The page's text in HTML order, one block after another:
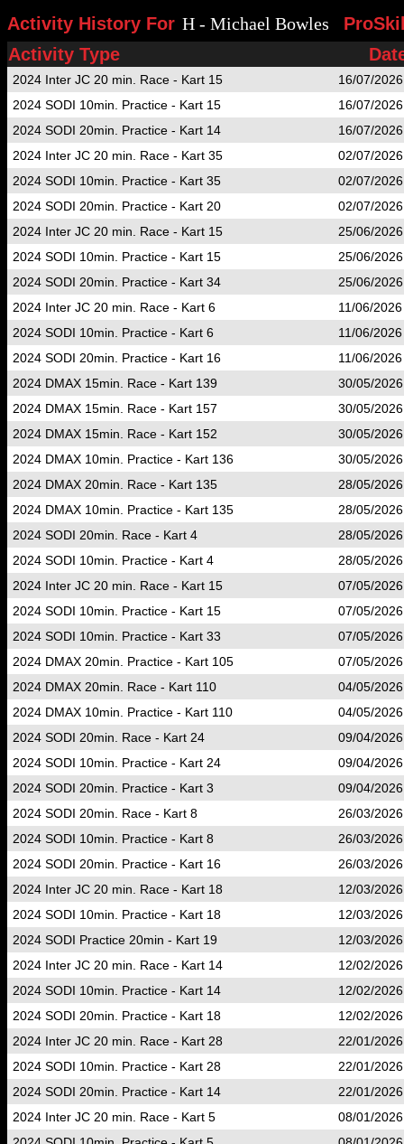
Activity History For H - Michael Bowles
Activity Type
2024 Inter JC 20 min. Race - Kart 15
16/07/
2024 SODI 10min. Practice - Kart 15
16/07/
2024 SODI 20min. Practice - Kart 14
16/07/
2024 Inter JC 20 min. Race - Kart 35
02/07/
2024 SODI 10min. Practice - Kart 35
02/07/
2024 SODI 20min. Practice - Kart 20
02/07/
2024 Inter JC 20 min. Race - Kart 15
25/06/
2024 SODI 10min. Practice - Kart 15
25/06/
2024 SODI 20min. Practice - Kart 34
25/06/
2024 Inter JC 20 min. Race - Kart 6
11/06/
2024 SODI 10min. Practice - Kart 6
11/06/
2024 SODI 20min. Practice - Kart 16
11/06/
2024 DMAX 15min. Race - Kart 139
30/05/
2024 DMAX 15min. Race - Kart 157
30/05/
2024 DMAX 15min. Race - Kart 152
30/05/
2024 DMAX 10min. Practice - Kart 136
30/05/
2024 DMAX 20min. Race - Kart 135
28/05/
2024 DMAX 10min. Practice - Kart 135
28/05/
2024 SODI 20min. Race - Kart 4
28/05/
2024 SODI 10min. Practice - Kart 4
28/05/
2024 Inter JC 20 min. Race - Kart 15
07/05/
2024 SODI 10min. Practice - Kart 15
07/05/
2024 SODI 10min. Practice - Kart 33
07/05/
2024 DMAX 20min. Practice - Kart 105
07/05/
2024 DMAX 20min. Race - Kart 110
04/05/
2024 DMAX 10min. Practice - Kart 110
04/05/
2024 SODI 20min. Race - Kart 24
09/04/
2024 SODI 10min. Practice - Kart 24
09/04/
2024 SODI 20min. Practice - Kart 3
09/04/
2024 SODI 20min. Race - Kart 8
26/03/
2024 SODI 10min. Practice - Kart 8
26/03/
2024 SODI 20min. Practice - Kart 16
26/03/
2024 Inter JC 20 min. Race - Kart 18
12/03/
2024 SODI 10min. Practice - Kart 18
12/03/
2024 SODI Practice 20min - Kart 19
12/03/
2024 Inter JC 20 min. Race - Kart 14
12/02/
2024 SODI 10min. Practice - Kart 14
12/02/
2024 SODI 20min. Practice - Kart 18
12/02/
2024 Inter JC 20 min. Race - Kart 28
22/01/
2024 SODI 10min. Practice - Kart 28
22/01/
2024 SODI 20min. Practice - Kart 14
22/01/
2024 Inter JC 20 min. Race - Kart 5
08/01/